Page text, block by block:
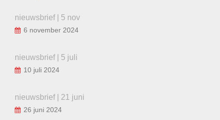
nieuwsbrief | 5 nov
6 november 2024
nieuwsbrief | 5 juli
10 juli 2024
nieuwsbrief | 21 juni
26 juni 2024